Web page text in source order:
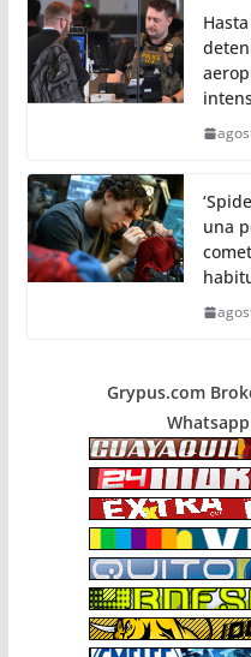
una
Grypus.com